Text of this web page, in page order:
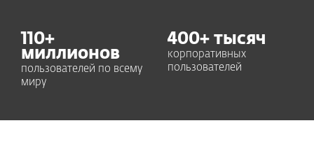
110+
миллионов
пользователей по всему
миру
400+ тысяч
корпоративных
пользователей